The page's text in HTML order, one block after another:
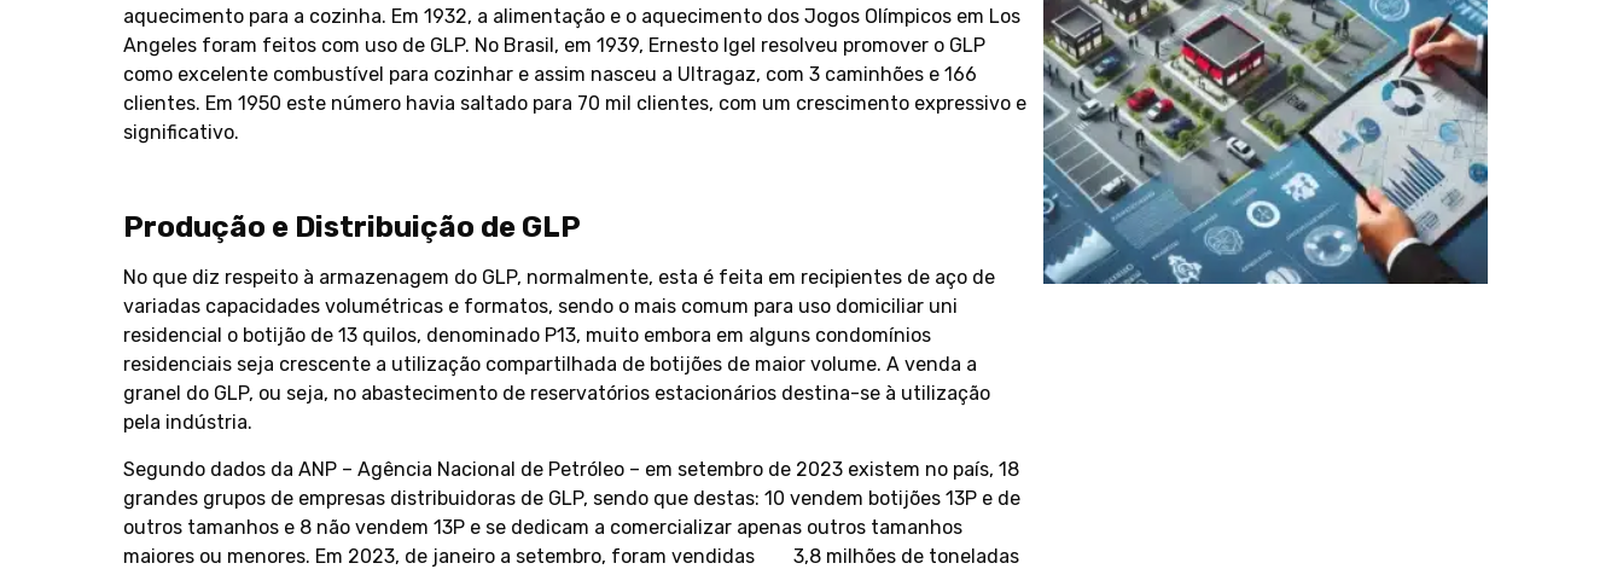
aquecimento para a cozinha. Em 1932, a alimentação e o aquecimento dos Jogos Olímpicos em Los
Angeles foram feitos com uso de GLP. No Brasil, em 1939, Ernesto Igel resolveu promover o GLP
como excelente combustível para cozinhar e assim nasceu a Ultragaz, com 3 caminhões e 166
clientes. Em 1950 este número havia saltado para 70 mil clientes, com um crescimento expressivo e
significativo.
Produção e Distribuição de GLP
No que diz respeito à armazenagem do GLP, normalmente, esta é feita em recipientes de aço de
variadas capacidades volumétricas e formatos, sendo o mais comum para uso domiciliar uni
residencial o botijão de 13 quilos, denominado P13, muito embora em alguns condomínios
residenciais seja crescente a utilização compartilhada de botijões de maior volume. A venda a
granel do GLP, ou seja, no abastecimento de reservatórios estacionários destina-se à utilização
pela indústria.
Segundo dados da ANP – Agência Nacional de Petróleo – em setembro de 2023 existem no país, 18
grandes grupos de empresas distribuidoras de GLP, sendo que destas: 10 vendem botijões 13P e de
outros tamanhos e 8 não vendem 13P e se dedicam a comercializar apenas outros tamanhos
maiores ou menores. Em 2023, de janeiro a setembro, foram vendidas 3,8 milhões de toneladas